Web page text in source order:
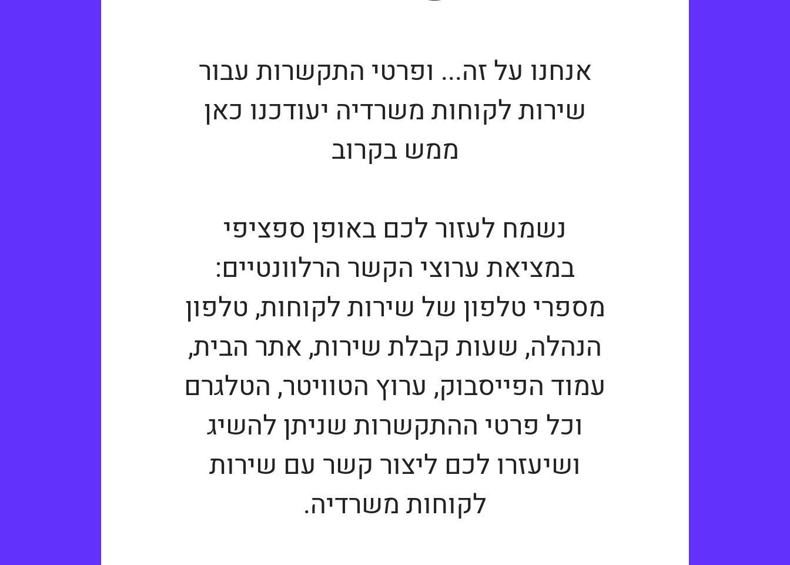
אנחנו על זה... ופרטי התקשרות עבור
שירות לקוחות משרדיה יעודכנו כאן
ממש בקרוב
נשמח לעזור לכם באופן ספציפי
במציאת ערוצי הקשר הרלוונטיים:
מספרי טלפון של שירות לקוחות, טלפון
הנהלה, שעות קבלת שירות, אתר הבית,
עמוד הפייסבוק, ערוץ הטוויטר, הטלגרם
וכל פרטי ההתקשרות שניתן להשיג
ושיעזרו לכם ליצור קשר עם שירות
לקוחות משרדיה.